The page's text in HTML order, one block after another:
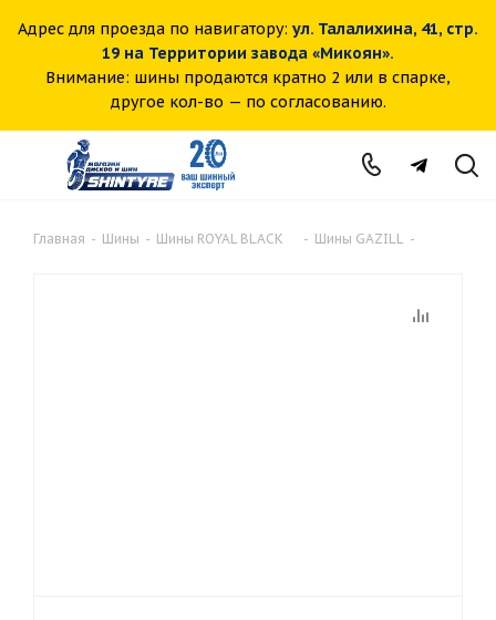
Адрес для проезда по навигатору: ул. Талалихина, 41, стр.
19 на Территории завода «Микоян».
Внимание: шины продаются кратно 2 или в спарке,
другое кол-во — по согласованию.
Главная - Шины - Шины ROYAL BLACK - Шины GAZILL -